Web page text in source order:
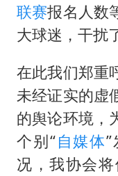
联赛报名人数
大球迷，干扰
在此我们郑重
未经证实的虚
的舆论环境，
个别“自媒体
况，我协会